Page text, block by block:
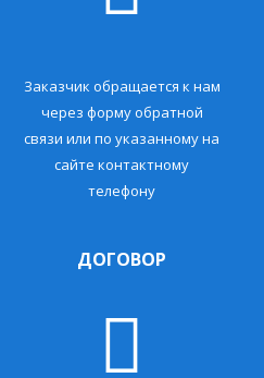
Заказчик обращается к нам
через форму обратной
связи или по указанному на
сайте контактному
телефону
ДОГОВОР